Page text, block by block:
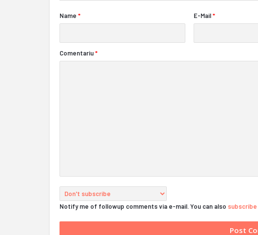
Name * E-Mail *
Comentariu*
Notify me of followup comments via e-mail. You can also subscribe